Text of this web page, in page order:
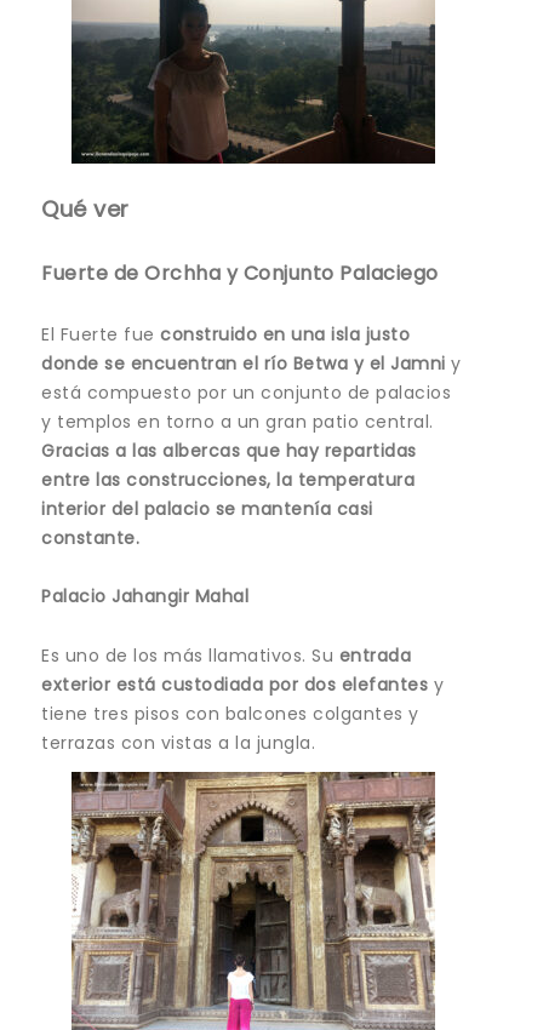
Qué ver
Fuerte de Orchha y Conjunto Palaciego
El Fuerte fue construido en una isla justo
donde se encuentran el río Betwa y el Jamni y
está compuesto por un conjunto de palacios
y templos en torno a un gran patio central.
Gracias a las albercas que hay repartidas
entre las construcciones, la temperatura
interior del palacio se mantenía casi
constante.
Palacio Jahangir Mahal
Es uno de los más llamativos. Su entrada
exterior está custodiada por dos elefantes y
tiene tres pisos con balcones colgantes y
terrazas con vistas a la jungla.